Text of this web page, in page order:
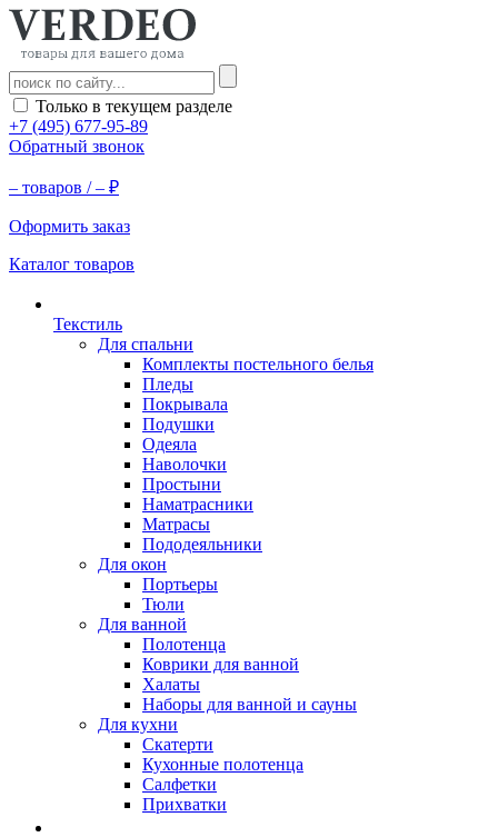
Только в текущем разделе
+7 (495) 677-95-89
Обратный звонок
– товаров /– ₽
Оформить заказ
Каталог товаров
Текстиль
Для спальни
Комплекты постельного белья
Пледы
Покрывала
Подушки
Одеяла
Наволочки
Простыни
Наматрасники
Матрасы
Пододеяльники
Для окон
Портьеры
Тюли
Для ванной
Полотенца
Коврики для ванной
Халаты
Наборы для ванной и сауны
Для кухни
Скатерти
Кухонные полотенца
Салфетки
Прихватки